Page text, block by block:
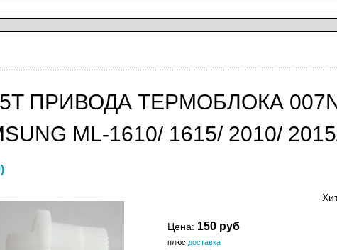
ПРИВОДА ТЕРМОБЛОКА
ML-1610/ 1615/ 2010/
)
Цена: 150 руб
плюс доставка